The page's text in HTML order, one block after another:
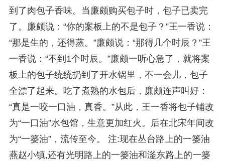
到了肉包子香味。当廉颇购买包子时，包子已卖完
了。廉颇说：“你的案板上的不是包子？”王一香说：
“那是生的，还得蒸。”廉颇说：“那得几个时辰？”王
一香说：“不到1个时辰。”廉颇一听心急了，就将案
板上的包子统统扔到了开水锅里，不一会儿，包子
全漂了起来。吃了煮熟的水包后，廉颇连声叫好：
“真是一咬一口油，真香。”从此，王一香将包子铺改
为“一口油”水包馆，生意更加红火。后在北宋年间改
为“一篓油”，流传至今。 注:现在丛台路上的一篓油
燕赵小镇,还有光明路上的一篓油和滏东路上的一篓